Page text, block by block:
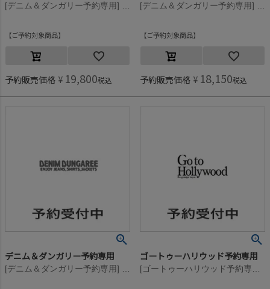
ご予約対象商品
予約販売価格 ¥ 19,800税込
ご予約対象商品
予約販売価格 ¥ 18,150税込
デニム＆ダンガリー予約専用 ゴートゥーハリウッド予約専用